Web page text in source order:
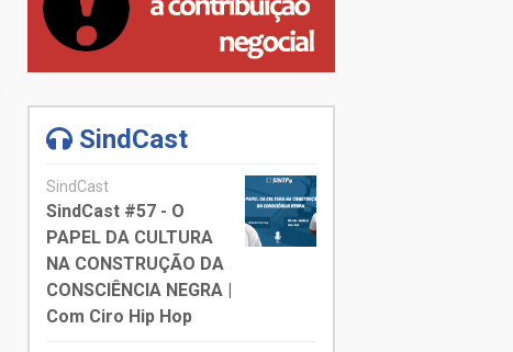
SindCast
SindCast
SindCast #57 - O
PAPEL DA CULTURA
NA CONSTRUÇÃO DA
CONSCIÊNCIA NEGRA |
Com Ciro Hip Hop